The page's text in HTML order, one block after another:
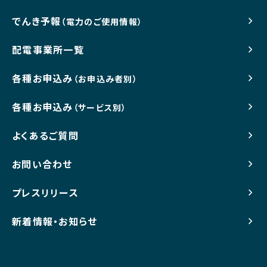
でんき予報 （電力のご使用情報）
配電事業所一覧
各種お申込み （お申込み者別）
各種お申込み （サービス別）
よくあるご質問
お問い合わせ
プレスリリース
新着情報・お知らせ